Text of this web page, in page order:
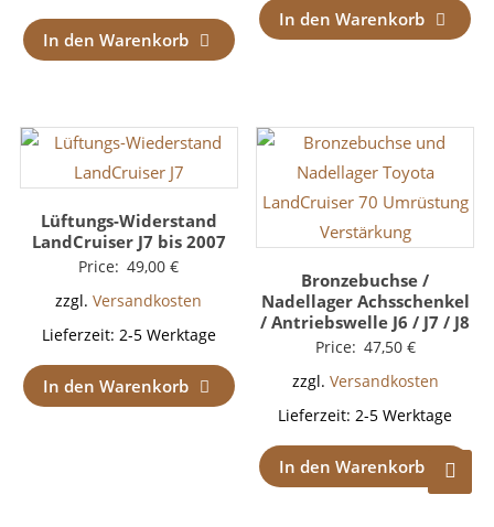
In den Warenkorb
In den Warenkorb
Lüftungs-Widerstand
LandCruiser J7 bis 2007
Price: 49,00€
zzgl.Versandkosten
Lieferzeit: 2-5 Werktage
In den Warenkorb
Bronzebuchse /
Nadellager Achsschenkel
/ Antriebswelle J6 / J7 / J8
Price: 47,50 €
zzgl. Versandkosten
Lieferzeit:2-5 Werktage
In den Warenkorb